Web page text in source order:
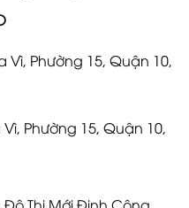
Vì, Phường 15, Quận 10,
Phường 15, Quận 10,